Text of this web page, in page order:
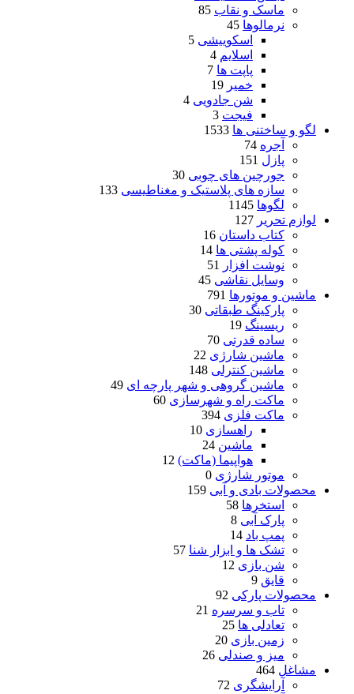
ماسک و نقاب 85
نرمالوها 45
اسکوییشی 5
اسلایم 4
پاپت ها 7
خمیر 19
شن جادویی 4
فیجت 3
لگو و ساختنی ها 1533
آجره 74
پازل 151
جورچین های چوبی 30
سازه های پلاستیک و مغناطیسی 133
لگوها 1145
لوازم تحریر 127
کتاب داستان 16
کوله پشتی ها 14
نوشت افزار
51
وسایل نقاشی 45
ماشین و موتورها 791
پارکینگ طبقاتی 30
ریسینگ 19
ساده قدرتی 70
ماشین شارژی 22
ماشین کنترلی 148
ماشین گروهی و شهر پارچه ای 49
ماکت راه و شهرسازی 60
ماکت فلزی 394
راهسازی 10
ماشین 24
هواپیما (ماکت) 12
موتور شارژی 0
محصولات بادی و آبی 159
استخرها 58
پارک آبی 8
پمپ باد 14
تشک ها و ابزار شنا 57
شن بازی 12
قایق 9
محصولات پارکی 92
تاب و سرسره 21
تعادلی ها 25
زمین بازی 20
میز و صندلی 26
مشاغل 464
آرایشگری 72